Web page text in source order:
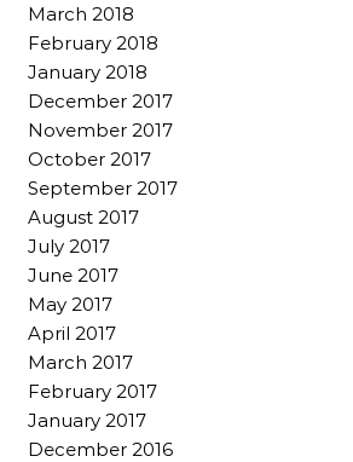
March 2018
February 2018
January 2018
December 2017
November 2017
October 2017
September 2017
August 2017
July 2017
June 2017
May 2017
April 2017
March 2017
February 2017
January 2017
December 2016